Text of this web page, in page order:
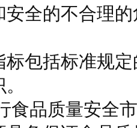
全的不合理
包括标准规
食品质量安全